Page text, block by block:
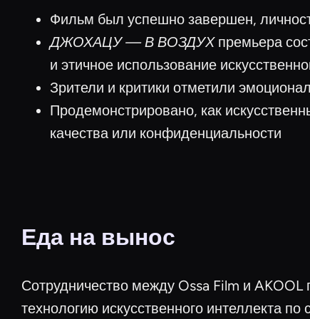
Фильм был успешно завершен,
ДЖОХАЦУ — В ВОЗДУХпремьера
и этичное использование
Зрители и критики отметили
Продемонстрировано, как
качества или конфиденциальности
Еда на вынос
Сотрудничество между Ossa Film и AKOOL
технологию искусственного интеллекта